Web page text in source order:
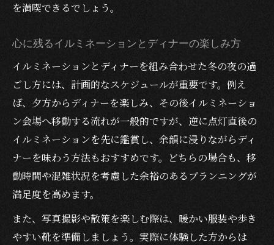
を満喫できるでしょう。
心に残るイルミネーションとディナーの楽しみ方
イルミネーションとディナーを組み合わせた冬の夜の過
ごし方には、計画的なスケジュールが重要です。例え
ば、夕方からディナーを楽しみ、その後イルミネーショ
ン会場へ移動する流れが一般的ですが、逆に点灯直後の
イルミネーションを先に鑑賞し、余韻に浸りながらディ
ナーを味わう方法もおすすめです。どちらの場合も、移
動時間や混雑状況を考慮した余裕のあるプランニングが
満足度を高めます。
また、写真撮影や散策を楽しむ際は、暖かい服装や歩き
やすい靴を準備しましょう。実際に体験した方からは